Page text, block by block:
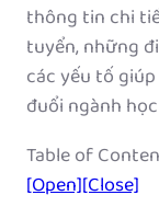
thông tin chi
tuyển, những
các yếu tố
đuổi ngành
Table of
[Open][Close]